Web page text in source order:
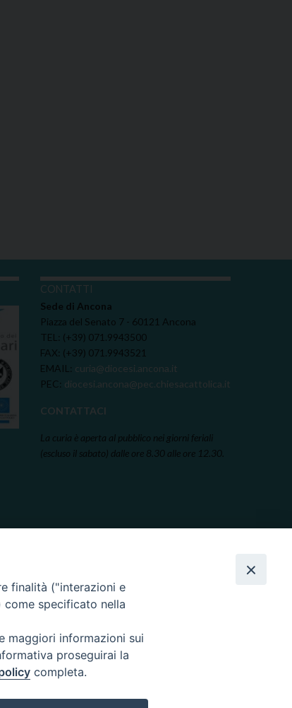
CONTATTI
Sede di Ancona
Piazza del Senato 7 - 60121 Ancona
TEL: (+39) 071.9943500
FAX: (+39) 071.9943521
EMAIL: curia@diocesi.ancona.it
PEC: diocesi.ancona@pec.chiesacattolica.it
CONTATTACI
La curia è aperta al pubblico nei giorni feriali
(escluso il sabato) dalle ore 8.30 alle ore 12.30.
finalità ("interazioni e
specificato nella
maggiori informazioni sui
proseguirai la
completa.